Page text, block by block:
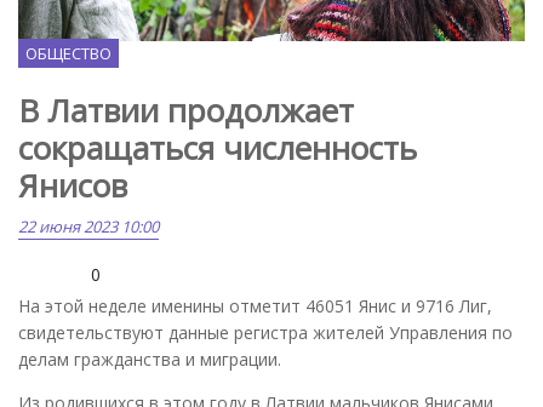
Momenti.lv
ОБЩЕСТВО
В Латвии продолжает
сокращаться численность
Янисов
22 июня 2023 10:00
0
На этой неделе именины отметит 46051 Янис и 9716 Лиг,
свидетельствуют данные регистра жителей Управления по
делам гражданства и миграции.